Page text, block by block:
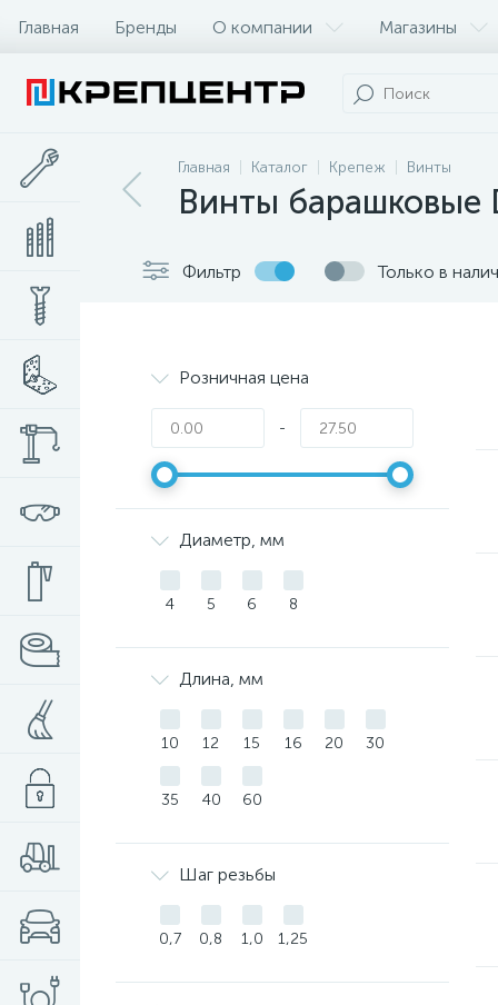
Главная Бренды О компании Магазины
Главная Каталог Крепеж Винты
Винты барашковые
Фильтр Только в
Розничная цена
-
Диаметр, мм
4 5 6 8
Длина, мм
10 12 15 16 20 30
35 40 60
Шаг резьбы
0,7 0,8 1,0 1,25